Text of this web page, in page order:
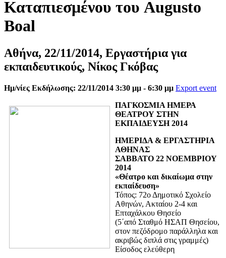
Καταπιεσμένου του Augusto
Boal
Αθήνα, 22/11/2014, Εργαστήρια για
εκπαιδευτικούς, Νίκος Γκόβας
Ημ/νίες Εκδήλωσης: 22/11/2014 3:30 μμ - 6:30 μμ Export event
ΠΑΓΚΟΣΜΙΑ ΗΜΕΡΑ
ΘΕΑΤΡΟΥ ΣΤΗΝ
ΕΚΠΑΙΔΕΥΣΗ 2014
ΗΜΕΡΙΔΑ & ΕΡΓΑΣΤΗΡΙΑ
ΑΘΗΝΑΣ
ΣΑΒΒΑΤΟ 22 ΝΟΕΜΒΡΙΟΥ
2014
«Θέατρο και δικαίωμα στην
εκπαίδευση»
Τόπος: 72ο Δημοτικό Σχολείο
Αθηνών, Ακταίου 2-4 και
Επταχάλκου Θησείο
(5΄από Σταθμό ΗΣΑΠ Θησείου,
στον πεζόδρομο παράλληλα και
ακριβώς διπλά στις γραμμές)
Είσοδος ελεύθερη